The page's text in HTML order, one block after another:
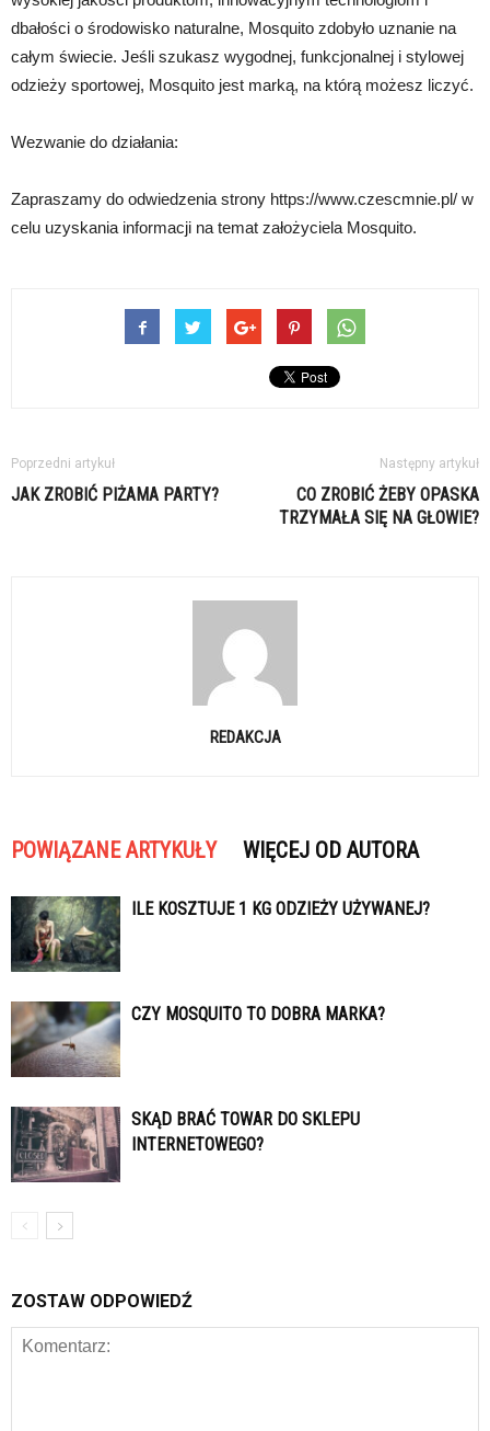
dbałości o środowisko naturalne, Mosquito zdobyło uznanie na
całym świecie. Jeśli szukasz wygodnej, funkcjonalnej i stylowej
odzieży sportowej, Mosquito jest marką, na którą możesz liczyć.
Wezwanie do działania:
Zapraszamy do odwiedzenia strony https://www.czescmnie.pl/ w
celu uzyskania informacji na temat założyciela Mosquito.
Poprzedni artykuł
JAK ZROBIĆ PIŻAMA PARTY?
Następny artykuł
CO ZROBIĆ ŻEBY OPASKA
TRZYMAŁA SIĘ NA GŁOWIE?
REDAKCJA
POWIĄZANE ARTYKUŁY WIĘCEJ OD AUTORA
ILE KOSZTUJE 1 KG ODZIEŻY UŻYWANEJ?
CZY MOSQUITO TO DOBRA MARKA?
SKĄD BRAĆ TOWAR DO SKLEPU
INTERNETOWEGO?
ZOSTAW ODPOWIEDŹ